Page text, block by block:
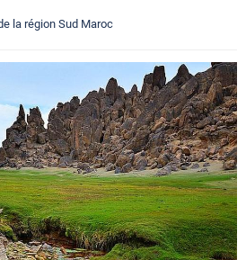
la région Sud Maroc